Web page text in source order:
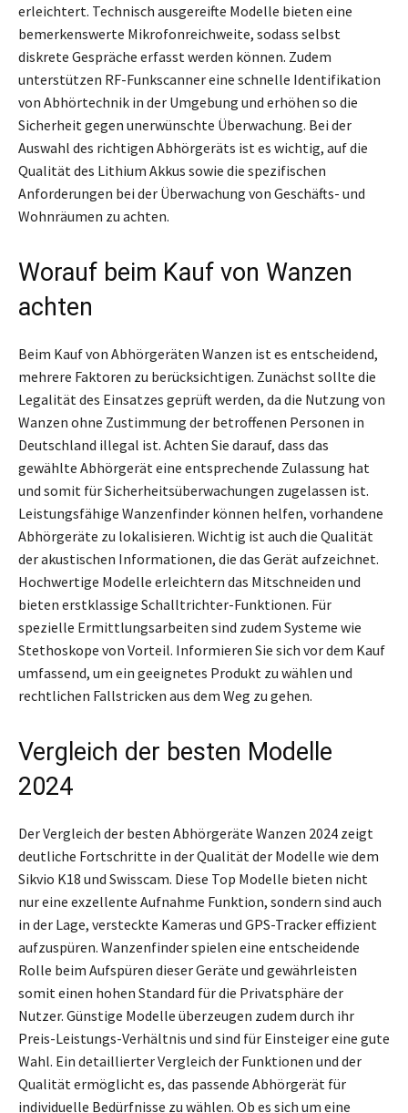
erleichtert. Technisch ausgereifte Modelle bieten eine
bemerkenswerte Mikrofonreichweite, sodass selbst
diskrete Gespräche erfasst werden können. Zudem
unterstützen RF-Funkscanner eine schnelle Identifikation
von Abhörtechnik in der Umgebung und erhöhen so die
Sicherheit gegen unerwünschte Überwachung. Bei der
Auswahl des richtigen Abhörgeräts ist es wichtig, auf die
Qualität des Lithium Akkus sowie die spezifischen
Anforderungen bei der Überwachung von Geschäfts- und
Wohnräumen zu achten.
Worauf beim Kauf von Wanzen
achten
Beim Kauf von Abhörgeräten Wanzen ist es entscheidend,
mehrere Faktoren zu berücksichtigen. Zunächst sollte die
Legalität des Einsatzes geprüft werden, da die Nutzung von
Wanzen ohne Zustimmung der betroffenen Personen in
Deutschland illegal ist. Achten Sie darauf, dass das
gewählte Abhörgerät eine entsprechende Zulassung hat
und somit für Sicherheitsüberwachungen zugelassen ist.
Leistungsfähige Wanzenfinder können helfen, vorhandene
Abhörgeräte zu lokalisieren. Wichtig ist auch die Qualität
der akustischen Informationen, die das Gerät aufzeichnet.
Hochwertige Modelle erleichtern das Mitschneiden und
bieten erstklassige Schalltrichter-Funktionen. Für
spezielle Ermittlungsarbeiten sind zudem Systeme wie
Stethoskope von Vorteil. Informieren Sie sich vor dem Kauf
umfassend, um ein geeignetes Produkt zu wählen und
rechtlichen Fallstricken aus dem Weg zu gehen.
Vergleich der besten Modelle
2024
Der Vergleich der besten Abhörgeräte Wanzen 2024 zeigt
deutliche Fortschritte in der Qualität der Modelle wie dem
Sikvio K18 und Swisscam. Diese Top Modelle bieten nicht
nur eine exzellente Aufnahme Funktion, sondern sind auch
in der Lage, versteckte Kameras und GPS-Tracker effizient
aufzuspüren. Wanzenfinder spielen eine entscheidende
Rolle beim Aufspüren dieser Geräte und gewährleisten
somit einen hohen Standard für die Privatsphäre der
Nutzer. Günstige Modelle überzeugen zudem durch ihr
Preis-Leistungs-Verhältnis und sind für Einsteiger eine gute
Wahl. Ein detaillierter Vergleich der Funktionen und der
Qualität ermöglicht es, das passende Abhörgerät für
individuelle Bedürfnisse zu wählen. Ob es sich um eine